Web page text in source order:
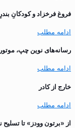
فروغ فرخزاد و کودکانِ
ادامه مطلب
رسانه‌های نوین چپ،
ادامه مطلب
خارج از کادر
ادامه مطلب
از «برتون وودز» تا تسلیح